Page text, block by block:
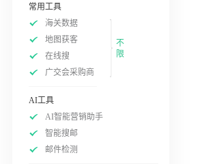
常用工具
海关数据
地图获客
在线搜
广交会采购商
不
限
AI工具
AI智能营销助手
智能搜邮
邮件检测